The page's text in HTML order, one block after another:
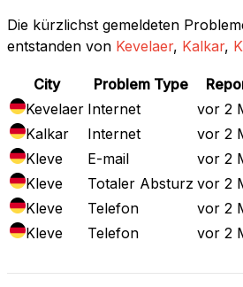
Die kürzlichst gemeldeten
entstanden von Kevelaer, Kalkar,
City Problem Type
Kevelaer Internet
vor 2
Kalkar
Internet
vor 2
Kleve
E-mail
vor 2
Kleve
Totaler Absturz vor 2
Kleve
Telefon
vor 2
Kleve
Telefon vor 2